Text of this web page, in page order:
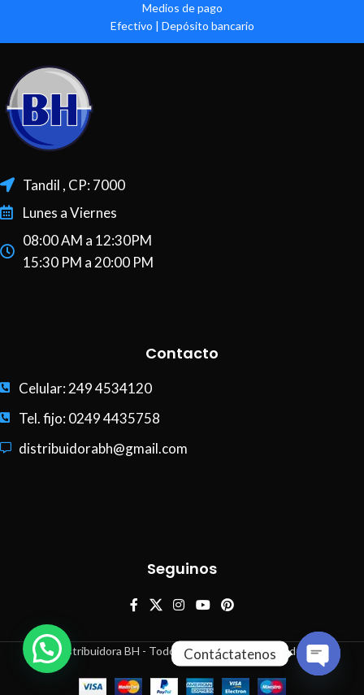
Medios de pago
Efectivo | Depósito bancario
Tandil , CP: 7000
Lunes a Viernes
08:00 AM a 12:30PM
15:30 PM a 20:00 PM
Contacto
Celular: 249 4534120
Tel. fijo: 0249 4435758
distribuidorabh@gmail.com
Seguinos
Distribuidora BH - Todos los derechos reservados
Contáctatenos